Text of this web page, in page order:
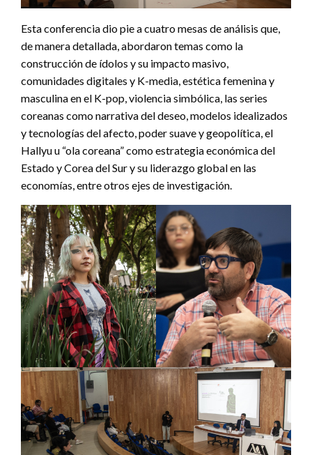
Esta conferencia dio pie a cuatro mesas de análisis que,
de manera detallada, abordaron temas como la
construcción de ídolos y su impacto masivo,
comunidades digitales y K-media, estética femenina y
masculina en el K-pop, violencia simbólica, las series
coreanas como narrativa del deseo, modelos idealizados
y tecnologías del afecto, poder suave y geopolítica, el
Hallyu u “ola coreana” como estrategia económica del
Estado y Corea del Sur y su liderazgo global en las
economías, entre otros ejes de investigación.